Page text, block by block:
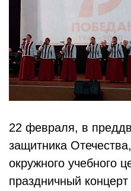
22 февраля, в
защитника
окружного учебного
праздничный